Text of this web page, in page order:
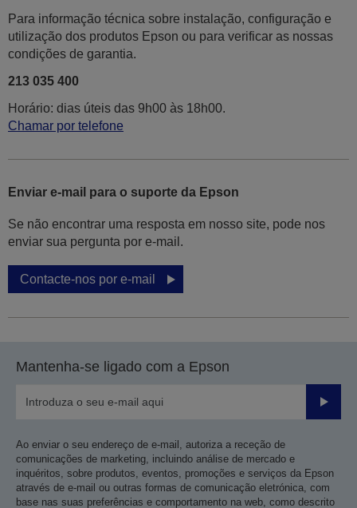
Para informação técnica sobre instalação, configuração e
utilização dos produtos Epson ou para verificar as nossas
condições de garantia.
213 035 400
Horário: dias úteis das 9h00 às 18h00.
Chamar por telefone
Enviar e-mail para o suporte da Epson
Se não encontrar uma resposta em nosso site, pode nos
enviar sua pergunta por e-mail.
Contacte-nos por e-mail
Mantenha-se ligado com a Epson
Enviar
Ao enviar o seu endereço de e-mail, autoriza a receção de
comunicações de marketing, incluindo análise de mercado e
inquéritos, sobre produtos, eventos, promoções e serviços da Epson
através de e-mail ou outras formas de comunicação eletrónica, com
base nas suas preferências e comportamento na web, como descrito